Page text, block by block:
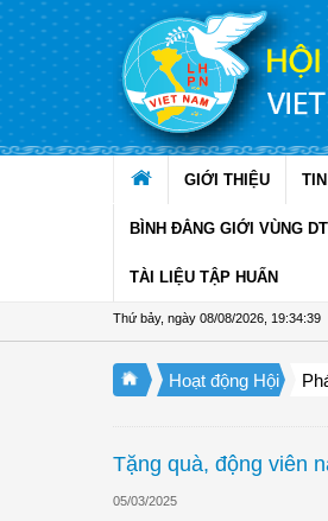
Truy cập nội dung luôn
GIỚI THIỆU
BÌNH ĐẲNG GIỚI VÙNG
TÀI LIỆU TẬP HUẤN
Thứ bảy, ngày 08/08/2026 19:34:39
Hội LHPN
Hoạt động Hội
Tặng quà, động viên
05/03/2025